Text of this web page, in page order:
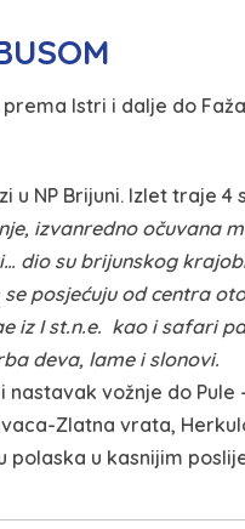
Istri i dalje do
NP Brijuni. Izlet traje 4
izvanredno očuvana
dio su brijunskog
se posjećuju od centra
iz I st.n.e. kao i safari
deva, lame i slonovi.
vožnje do
Zlatna vrata,
u kasnijim